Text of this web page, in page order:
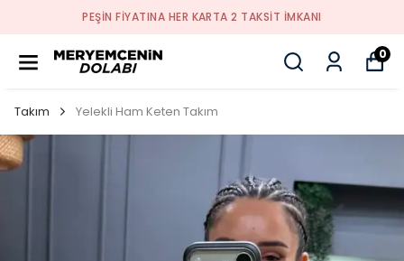
PEŞİN FİYATINA HER KARTA 2 TAKSİT İMKANI
0
Takım Yelekli Ham Keten Takım